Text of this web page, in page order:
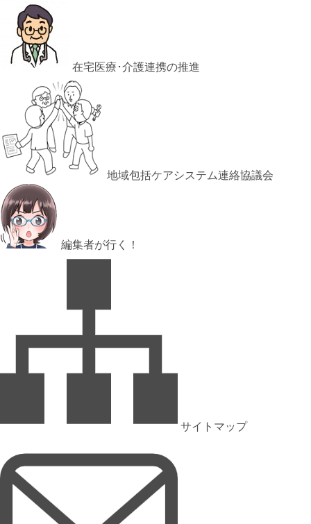
在宅医療･介護連携の推進
地域包括ケアシステム連絡協議会
編集者が行く！
サイトマップ